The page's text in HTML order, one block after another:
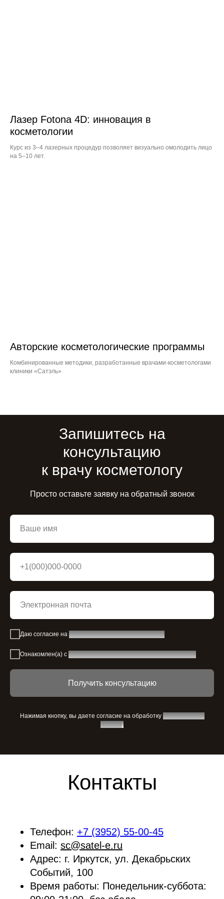
Лазер Fotona 4D: инновация в
косметологии
Курс из 3–4 лазерных процедур позволяет визуально омолодить лицо
на 5–10 лет.
Авторские косметологические программы
Комбинированные методики, разработанные врачами-косметологами
клиники «Сатэль»
Запишитесь на
консультацию
к врачу косметологу
Просто оставьте заявку на обратный звонок
Даю согласие на обработку персональных данных
Ознакомлен(а) с политикой обработки персональных данных
Получить консультацию
Нажимая кнопку, вы даете согласие на обработку персональных
данных.
Контакты
Телефон: +7 (3952) 55-00-45
Email: sc@satel-e.ru
Адрес: г. Иркутск, ул. Декабрьских
Событий, 100
Время работы: Понедельник-суббота: